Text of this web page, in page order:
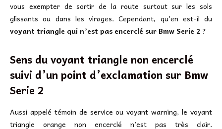
vous exempter de sortir de la route surtout sur les sols
glissants ou dans les virages. Cependant, qu’en est-il du
voyant triangle qui n’est pas encerclé sur Bmw Serie 2 ?
Sens du voyant triangle non encerclé
suivi d’un point d’exclamation sur Bmw
Serie 2
Aussi appelé témoin de service ou voyant warning, le voyant
triangle orange non encerclé n’est pas très clair.